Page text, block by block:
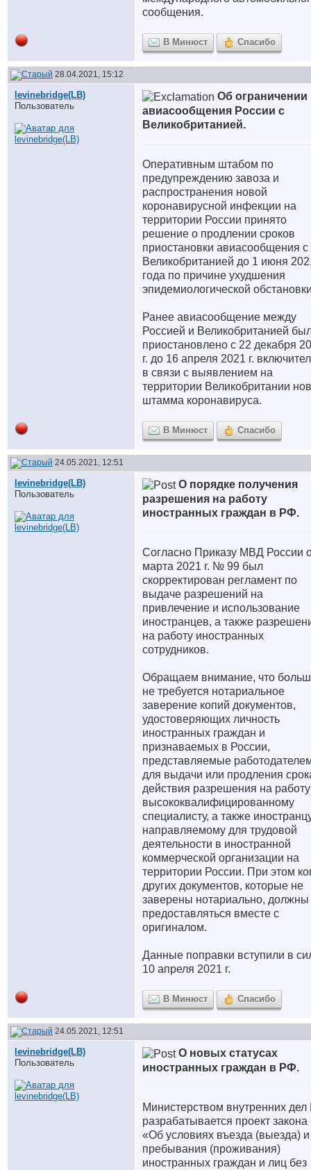
сообщения.
В Минюст Спасибо
28.04.2021, 15:12
levinebridge(LB)
Пользователь
Об ограничении
авиасообщения России с
Великобританией.
Оперативным штабом по
предупреждению завоза и
распространения новой
коронавирусной инфекции на
территории России принято
решение о продлении сроков
приостановки авиасообщения с
Великобританией до 1 июня
года по причине ухудшения
эпидемиологической
Ранее авиасообщение между
Россией и Великобританией
приостановлено с 22 декабря
г. до 16 апреля 2021 г.
в связи с выявлением на
территории Великобритании
штамма коронавируса.
В Минюст Спасибо
24.05.2021, 12:51
levinebridge(LB)
Пользователь
О порядке получения
разрешения на работу
иностранных граждан в РФ.
Согласно Приказу МВД России
марта 2021 г. № 99 был
скорректирован регламент по
выдаче разрешений на
привлечение и использование
иностранцев, а также
на работу иностранных
сотрудников.
Обращаем внимание, что
не требуется нотариальное
заверение копий документов,
удостоверяющих личность
иностранных граждан и
признаваемых в России,
представляемые
для выдачи или продления
действия разрешения на работу
высококвалифицированному
специалисту, а также
направляемому для трудовой
деятельности в иностранной
коммерческой организации на
территории России. При этом
других документов, которые не
заверены нотариально, должны
предоставляться вместе с
оригиналом.
Данные поправки вступили в
10 апреля 2021 г.
В Минюст Спасибо
24.05.2021, 12:51
levinebridge(LB)
Пользователь
О новых статусах
иностранных граждан в РФ.
Министерством внутренних
разрабатывается проект закона
«Об условиях въезда (выезда) и
пребывания (проживания)
иностранных граждан и лиц без